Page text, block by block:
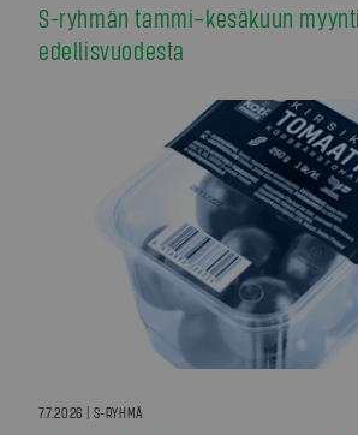
S-ryhmän tammi–kesäkuun
edellisvuodesta
7.7.2026 | S-RYHMÄ